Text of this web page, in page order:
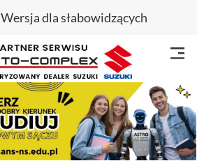
Wersja dla słabowidzących